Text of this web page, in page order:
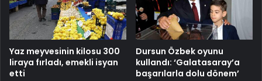
Yaz meyvesinin kilosu 300
liraya fırladı, emekli isyan
etti
Dursun Özbek oyunu
kullandı: ‘Galatasaray’a
başarılarla dolu dönem’